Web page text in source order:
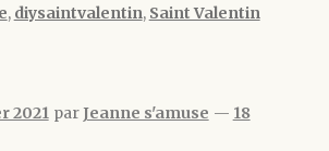
, diysaintvalentin, Saint Valentin
2021 parJeanne s'amuse — 18